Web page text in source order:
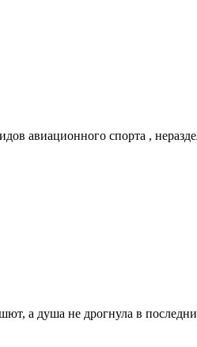
авиационного спорта ,
а душа не дрогнула в